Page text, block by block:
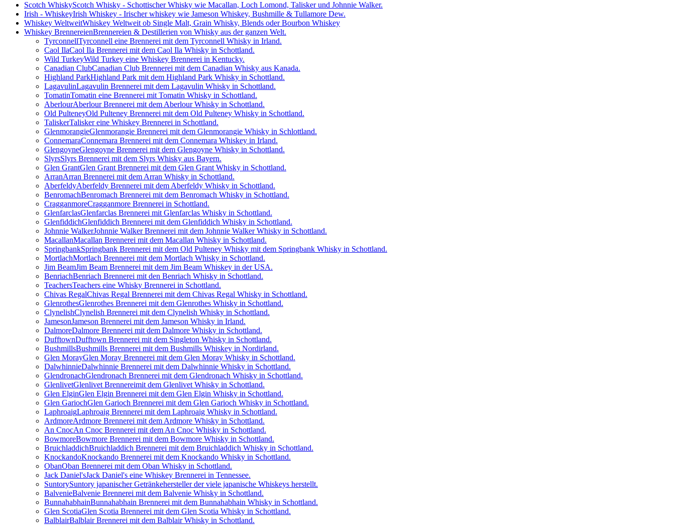
Scotch WhiskyScotch Whisky - Schottischer Whisky wie Macallan, Loch Lomond, Talisker und Johnnie Walker.
Irish - WhiskeyIrish Whiskey - Irischer whiskey wie Jameson Whiskey, Bushmille & Tullamore Dew.
Whiskey WeltweitWhiskey Weltweit ob Single Malt, Grain Whisky, Blends oder Bourbon Whiskey
Whiskey BrennereienBrennereien & Destillerien von Whisky aus der ganzen Welt.
TyrconnellTyrconnell eine Brennerei mit dem Tyrconnell Whisky in Irland.
Caol IlaCaol Ila Brennerei mit dem Caol Ila Whisky in Schottland.
Wild TurkeyWild Turkey eine Whiskey Brennerei in Kentucky.
Canadian ClubCanadian Club Brennerei mit dem Canadian Whisky aus Kanada.
Highland ParkHighland Park mit dem Highland Park Whisky in Schottland.
LagavulinLagavulin Brennerei mit dem Lagavulin Whisky in Schottland.
TomatinTomatin eine Brennerei mit Tomatin Whisky in Schottland.
AberlourAberlour Brennerei mit dem Aberlour Whisky in Schottland.
Old PulteneyOld Pulteney Brennerei mit dem Old Pulteney Whisky in Schottland.
TaliskerTalisker eine Whiskey Brennerei in Schottland.
GlenmorangieGlenmorangie Brennerei mit dem Glenmorangie Whisky in Schlottland.
ConnemaraConnemara Brennerei mit dem Connemara Whiskey in Irland.
GlengoyneGlengoyne Brennerei mit dem Glengoyne Whisky in Schottland.
SlyrsSlyrs Brennerei mit dem Slyrs Whisky aus Bayern.
Glen GrantGlen Grant Brennerei mit dem Glen Grant Whisky in Schottland.
ArranArran Brennerei mit dem Arran Whisky in Schottland.
AberfeldyAberfeldy Brennerei mit dem Aberfeldy Whisky in Schottland.
BenromachBenromach Brennerei mit dem Benromach Whisky in Schottland.
CragganmoreCragganmore Brennerei in Schottland.
GlenfarclasGlenfarclas Brennerei mit Glenfarclas Whisky in Schottland.
GlenfiddichGlenfiddich Brennerei mit dem Glenfiddich Whisky in Schottland.
Johnnie WalkerJohnnie Walker Brennerei mit dem Johnnie Walker Whisky in Schottland.
MacallanMacallan Brennerei mit dem Macallan Whisky in Schottland.
SpringbankSpringbank Brennerei mit dem Old Pulteney Whisky mit dem Springbank Whisky in Schottland.
MortlachMortlach Brennerei mit dem Mortlach Whisky in Schottland.
Jim BeamJim Beam Brennerei mit dem Jim Beam Whiskey in der USA.
BenriachBenriach Brennerei mit den Benriach Whisky in Schottland.
TeachersTeachers eine Whisky Brennerei in Schottland.
Chivas RegalChivas Regal Brennerei mit dem Chivas Regal Whisky in Schottland.
GlenrothesGlenrothes Brennerei mit dem Glenrothes Whisky in Schottland.
ClynelishClynelish Brennerei mit dem Clynelish Whisky in Schottland.
JamesonJameson Brennerei mit dem Jameson Whisky in Irland.
DalmoreDalmore Brennerei mit dem Dalmore Whisky in Schottland.
DufftownDufftown Brennerei mit dem Singleton Whisky in Schottland.
BushmillsBushmills Brennerei mit dem Bushmills Whiskey in Nordirland.
Glen MorayGlen Moray Brennerei mit dem Glen Moray Whisky in Schottland.
DalwhinnieDalwhinnie Brennerei mit dem Dalwhinnie Whisky in Schottland.
GlendronachGlendronach Brennerei mit dem Glendronach Whisky in Schottland.
GlenlivetGlenlivet Brennereimit dem Glenlivet Whisky in Schottland.
Glen ElginGlen Elgin Brennerei mit dem Glen Elgin Whisky in Schottland.
Glen GariochGlen Garioch Brennerei mit dem Glen Garioch Whisky in Schottland.
LaphroaigLaphroaig Brennerei mit dem Laphroaig Whisky in Schottland.
ArdmoreArdmore Brennerei mit dem Ardmore Whisky in Schottland.
An CnocAn Cnoc Brennerei mit dem An Cnoc Whisky in Schottland.
BowmoreBowmore Brennerei mit dem Bowmore Whisky in Schottland.
BruichladdichBruichladdich Brennerei mit dem Bruichladdich Whisky in Schottland.
KnockandoKnockando Brennerei mit dem Knockando Whisky in Schottland.
ObanOban Brennerei mit dem Oban Whisky in Schottland.
Jack Daniel'sJack Daniel's eine Whiskey Brennerei in Tennessee.
SuntorySuntory japanischer Getränkehersteller der viele japanische Whiskeys herstellt.
BalvenieBalvenie Brennerei mit dem Balvenie Whisky in Schottland.
BunnahabhainBunnahabhain Brennerei mit dem Bunnahabhain Whisky in Schottland.
Glen ScotiaGlen Scotia Brennerei mit dem Glen Scotia Whisky in Schottland.
BalblairBalblair Brennerei mit dem Balblair Whisky in Schottland.